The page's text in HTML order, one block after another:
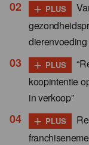
+ PLUS
+ PLUS
koopintentie
in verkoop”
+ PLUS